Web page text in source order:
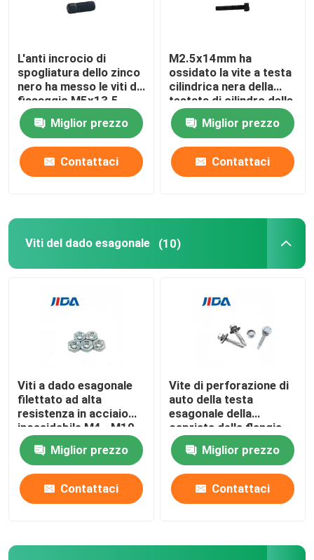
Prodotti
Su di noi
Visita alla fabbrica
Controllo Qualità
L'anti incrocio di
spogliatura dello zinco
nero ha messo le viti di
fissaggio M5x13.5
dell'incavo della
sfortunaMiglior prezzo
Contattaci
M2.5x14mm ha
ossidato la vite a testa
cilindrica nera della
testata di cilindro delle
viti della sfortuna
Miglior prezzo
Contattaci
Viti del dado esagonale (10)
Viti a dado esagonale
filettato ad alta
resistenza in acciaio
inossidabile M4--M10
Miglior prezzo
Contattaci
Vite di perforazione di
auto della testa
esagonale della
capriata della flangia
del metallo del ferro di
C1022a per
costruzione
Miglior prezzo
Contattaci